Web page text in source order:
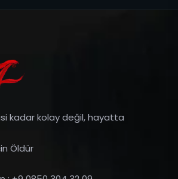
kadar kolay değil, hayatta
Öldür